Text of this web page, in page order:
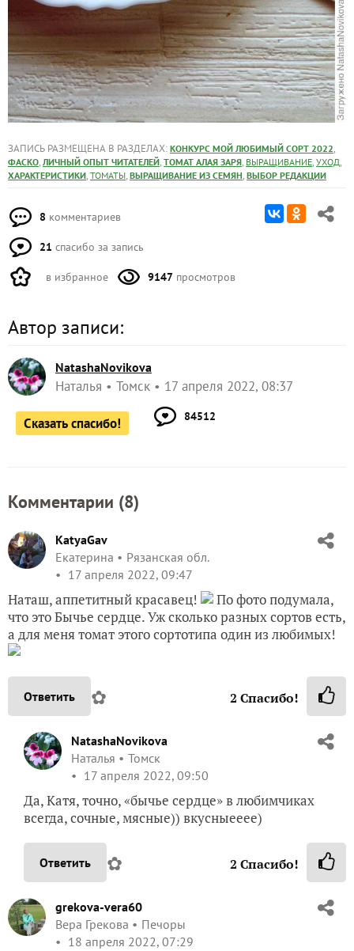
ЗАПИСЬ РАЗМЕЩЕНА В РАЗДЕЛАХ: КОНКУРС МОЙ ЛЮБИМЫЙ СОРТ 2022,
ФАСКО, ЛИЧНЫЙ ОПЫТ ЧИТАТЕЛЕЙ, ТОМАТ АЛАЯ ЗАРЯ, ВЫРАЩИВАНИЕ, УХОД,
ХАРАКТЕРИСТИКИ, ТОМАТЫ, ВЫРАЩИВАНИЕ ИЗ СЕМЯН, ВЫБОР РЕДАКЦИИ
8 комментариев
21 спасибо за запись
в избранное 9147 просмотров
Автор записи:
NatashaNovikova
Наталья Томск 17 апреля 2022, 08:37
Сказать спасибо! 84512
Комментарии (8)
KatyaGav
Екатерина
Рязанская обл.
17 апреля 2022, 09:47
Наташ, аппетитный красавец!
По фото подумала,
что это Бычье сердце. Уж сколько разных сортов есть,
а для меня томат этого сортотипа один из любимых!
Ответить ✿ 2 Спасибо!
NatashaNovikova
Наталья
Томск
17 апреля 2022, 09:50
Да, Катя, точно, «бычье сердце» в любимчиках
всегда, сочные, мясные)) вкусныееее)
Ответить ✿ 2 Спасибо!
grekova-vera60
Вера Грекова
Печоры
18 апреля 2022, 07:29